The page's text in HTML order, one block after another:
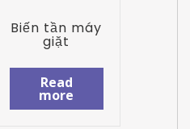
Biến tần máy
giặt
Read
more